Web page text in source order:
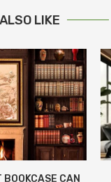
LIKE
CAN